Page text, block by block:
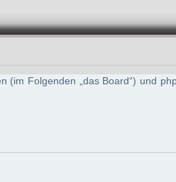
(im Folgenden „das Board“) und